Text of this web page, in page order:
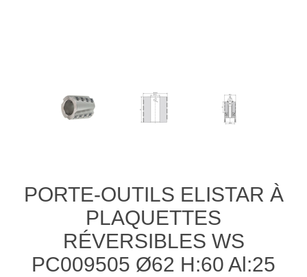
PORTE-OUTILS ELISTAR À
PLAQUETTES
RÉVERSIBLES WS
PC009505 Ø62 H:60 Al:25